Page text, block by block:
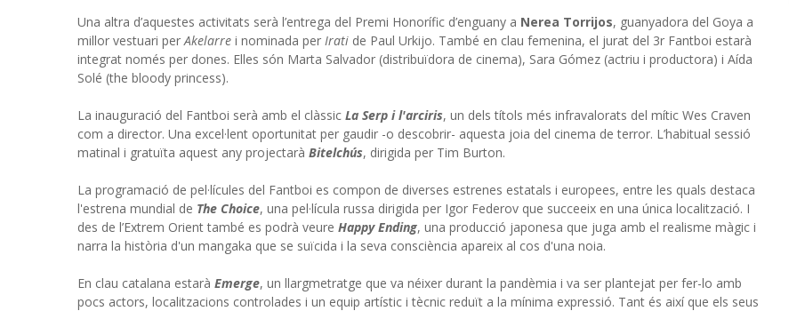
Una altra d’aquestes activitats serà l’entrega del Premi Honorífic d’enguany a Nerea Torrijos, guanyadora del Goya a
millor vestuari perAkelarre i nominada per Irati de Paul Urkijo. També en clau femenina, el jurat del 3r Fantboi estarà
integrat només per dones. Elles són Marta Salvador (distribuïdora de cinema), Sara Gómez (actriu i productora) i Aída
Solé (the bloody princess).
La inauguració del Fantboi serà amb el clàssic La Serp i l'arciris, un dels títols més infravalorats del mític Wes Craven
com a director. Una excel·lent oportunitat per gaudir -o descobrir- aquesta joia del cinema de terror. L’habitual sessió
matinal i gratuïta aquest any projectarà Bitelchús, dirigida per Tim Burton.
La programació de pel·lícules del Fantboi es compon de diverses estrenes estatals i europees, entre les quals destaca
l'estrena mundial de The Choice, una pel·lícula russa dirigida per Igor Federov que succeeix en una única localització. I
des de l’Extrem Orient també es podrà veure Happy Ending, una producció japonesa que juga amb el realisme màgic i
narra la història d'un mangaka que se suïcida i la seva consciència apareix al cos d'una noia.
En clau catalana estarà Emerge, un llargmetratge que va néixer durant la pandèmia i va ser plantejat per fer-lo amb
pocs actors, localitzacions controlades i un equip artístic i tècnic reduït a la mínima expressió. Tant és així que els seus